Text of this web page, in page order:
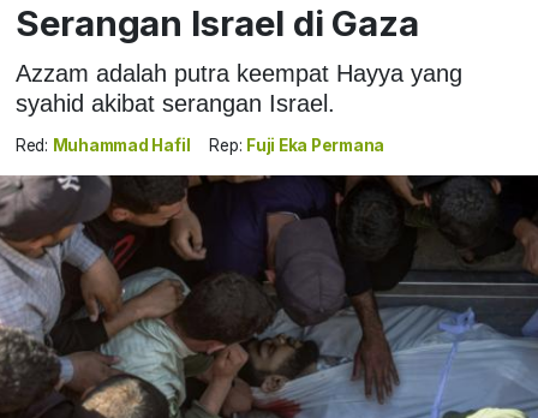
Serangan Israel di Gaza
Azzam adalah putra keempat Hayya yang
syahid akibat serangan Israel.
Red: Muhammad Hafil Rep: Fuji Eka Permana